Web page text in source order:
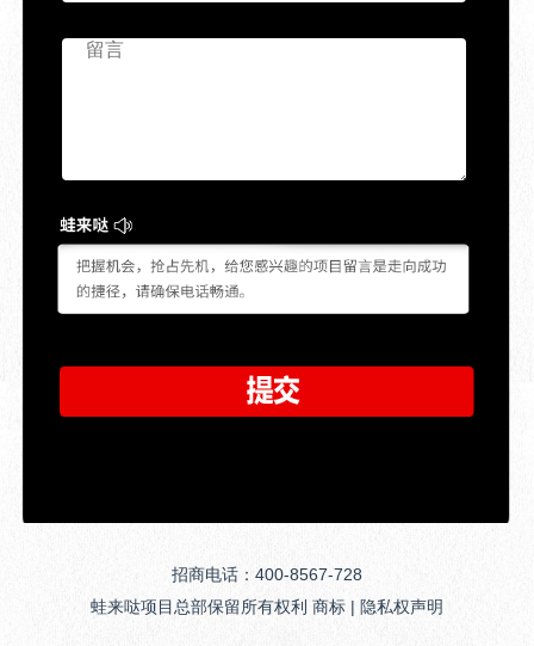
招商电话：400-8567-728
蛙来哒项目总部保留所有权利 商标 | 隐私权声明